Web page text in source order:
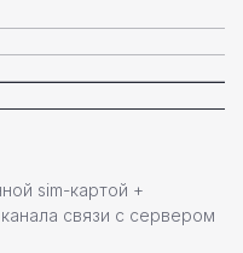
sim-картой +
связи с сервером